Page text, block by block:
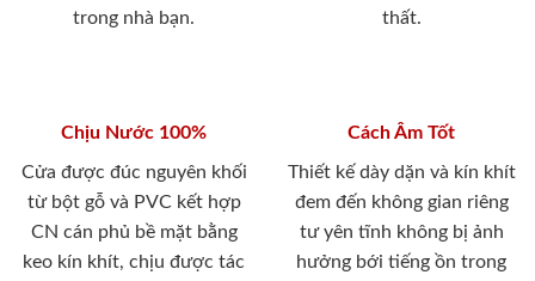
trong nhà bạn.
thất.
Chịu Nước 100%
Cửa được đúc nguyên khối
từ bột gỗ và PVC kết hợp
CN cán phủ bề mặt bằng
keo kín khít, chịu được tác
Cách Âm Tốt
Thiết kế dày dặn và kín khít
đem đến không gian riêng
tư yên tĩnh không bị ảnh
hưởng bới tiếng ồn trong